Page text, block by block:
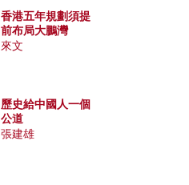
香港五年規劃須提
前布局大鵬灣
來文
歷史給中國人一個
公道
張建雄